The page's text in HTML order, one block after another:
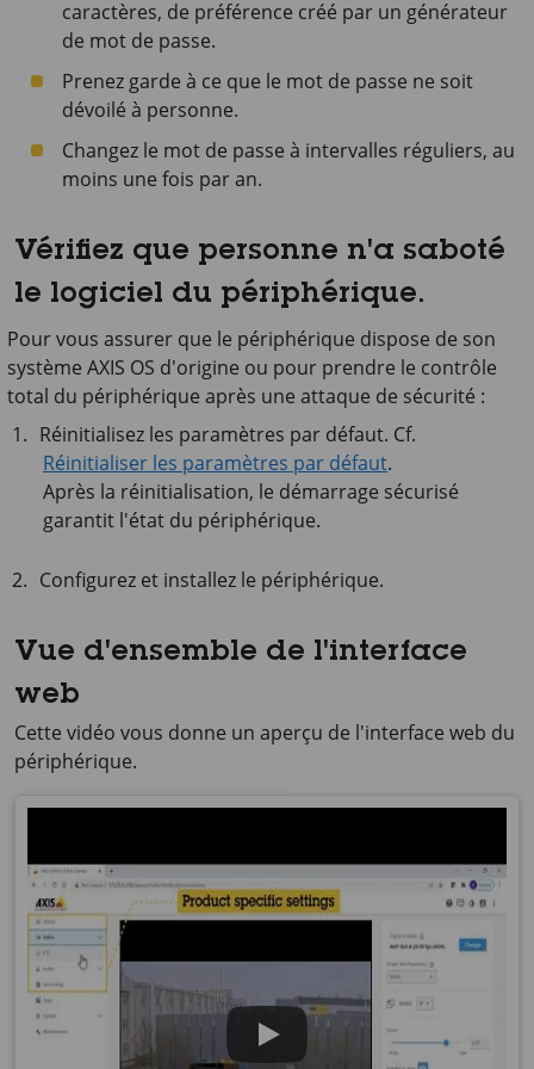
caractères, de préférence créé par un générateur
de mot de passe.
Prenez garde à ce que le mot de passe ne soit
dévoilé à personne.
Changez le mot de passe à intervalles réguliers, au
moins une fois par an.
Vérifiez que personne n'a saboté
le logiciel du périphérique.
Pour vous assurer que le périphérique dispose de son
système AXIS OS d'origine ou pour prendre le contrôle
total du périphérique après une attaque de sécurité :
Réinitialisez les paramètres par défaut. Cf.
Réinitialiser les paramètres par défaut.
Après la réinitialisation, le démarrage sécurisé
garantit l'état du périphérique.
Configurez et installez le périphérique.
Vue d'ensemble de l'interface
web
Cette vidéo vous donne un aperçu de l'interface web du
périphérique.